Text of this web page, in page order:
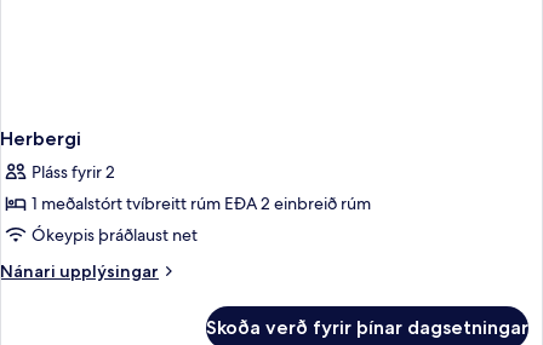
Herbergi
Pláss fyrir 2
1 meðalstórt tvíbreitt rúm EÐA 2 einbreið rúm
Ókeypis þráðlaust net
Nánari upplýsingar
Nánari
Skoða verð fyrir þínar dagsetningar